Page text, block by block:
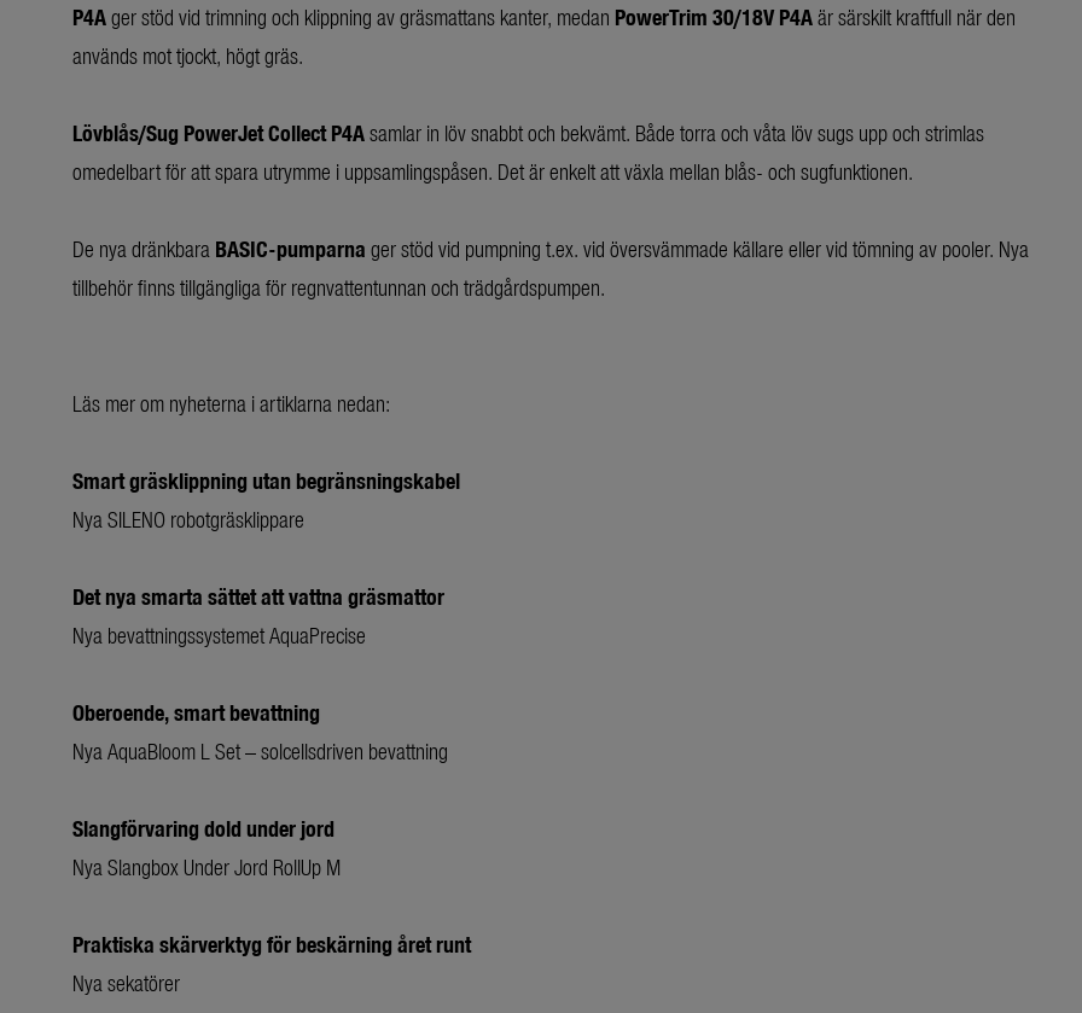
P4Ager stöd vid trimning och klippning av gräsmattans kanter, medan PowerTrim 30/18V P4Aär särskilt kraftfull när den
används mot tjockt, högt gräs.
Lövblås/Sug PowerJet Collect P4Asamlar in löv snabbt och bekvämt. Både torra och våta löv sugs upp och strimlas
omedelbart för att spara utrymme i uppsamlingspåsen. Det är enkelt att växla mellan blås- och sugfunktionen.
De nya dränkbara BASIC-pumparna ger stöd vid pumpning t.ex. vid översvämmade källare eller vid tömning av pooler. Nya
tillbehör finns tillgängliga för regnvattentunnan och trädgårdspumpen.
Läs mer om nyheterna i artiklarna nedan:
Smart gräsklippning utan begränsningskabel
Nya SILENO robotgräsklippare
Det nya smarta sättet att vattna gräsmattor
Nya bevattningssystemet AquaPrecise
Oberoende, smart bevattning
Nya AquaBloom L Set – solcellsdriven bevattning
Slangförvaring dold under jord
Nya Slangbox Under Jord RollUp M
Praktiska skärverktyg för beskärning året runt
Nya sekatörer